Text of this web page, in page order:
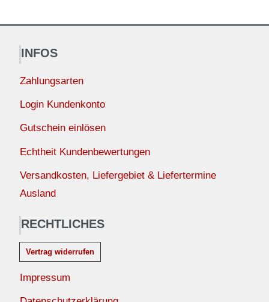
INFOS
Zahlungsarten
Login Kundenkonto
Gutschein einlösen
Echtheit Kundenbewertungen
Versandkosten, Liefergebiet & Liefertermine
Ausland
RECHTLICHES
Vertrag widerrufen
Impressum